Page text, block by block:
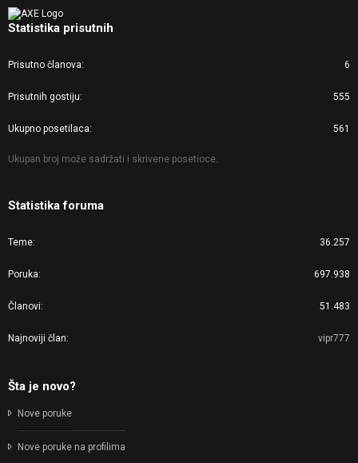
Statistika prisutnih
Prisutno članova 6
Prisutnih gostiju 555
Ukupno posetilaca 561
Ukupan broj može sadržati i skrivene posetioce.
Statistika foruma
Teme 36.257
Poruka 697.938
Članovi 51.483
Najnoviji član vipr777
Šta je novo?
Nove poruke
Nove poruke na profilima